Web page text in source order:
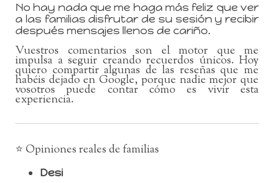
No hay nada que me haga más feliz que ver
a las familias disfrutar de su sesión y recibir
después mensajes llenos de cariño.
Vuestros comentarios son el motor que me
impulsa a seguir creando recuerdos únicos. Hoy
quiero compartir algunas de las reseñas que me
habéis dejado en Google, porque nadie mejor que
vosotros puede contar cómo es vivir esta
experiencia.
⭐ Opiniones reales de familias
Desi